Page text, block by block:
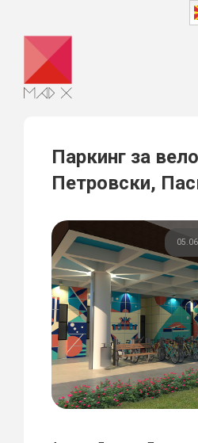
content
Паркинг за
Петровски,